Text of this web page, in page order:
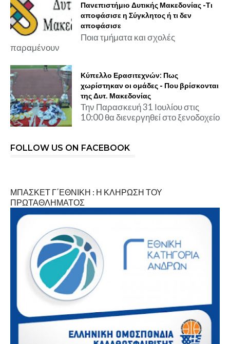
Πανεπιστήμιο Δυτικής Μακεδονίας -Τι
αποφάσισε η Σύγκλητος ή τι δεν
αποφάσισε
Ποια τμήματα και σχολές
παραμένουν
Κύπελλο Ερασιτεχνών: Πως
χωρίστηκαν οι ομάδες - Που βρίσκονται
της Δυτ. Μακεδονίας
Την Παρασκευή 31 Ιουλίου στις
10:00 θα διενεργηθεί στο ξενοδοχείο
FOLLOW US ON FACEBOOK
ΜΠΑΣΚΕΤ Γ΄ΕΘΝΙΚΗ : Η ΚΛΗΡΩΣΗ ΤΟΥ
ΠΡΩΤΑΘΛΗΜΑΤΟΣ